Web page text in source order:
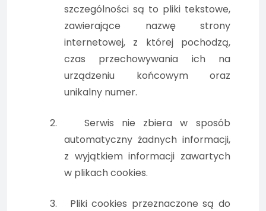
szczególności są to pliki tekstowe,
zawierające nazwę strony
internetowej, z której pochodzą,
czas przechowywania ich na
urządzeniu końcowym oraz
unikalny numer.
2.
Serwis nie zbiera w sposób
automatyczny żadnych informacji,
z wyjątkiem informacji zawartych
w plikach cookies.
3.
Pliki cookies przeznaczone są do